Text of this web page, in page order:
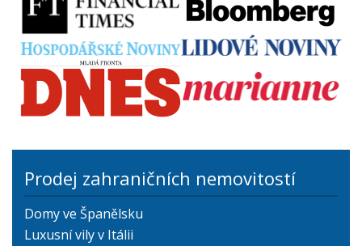
Prodej zahraničních nemovitostí
Domy ve Španělsku
Luxusní vily v Itálii